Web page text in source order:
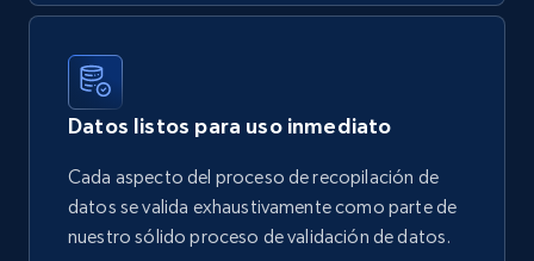
Datos listos para uso inmediato
Cada aspecto del proceso de recopilación de
datos se valida exhaustivamente como parte de
nuestro sólido proceso de validación de datos.